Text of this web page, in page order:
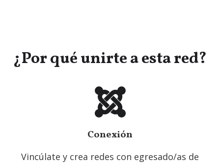
¿Por qué unirte a esta red?
Conexión
Vincúlate y crea redes con egresado/as de